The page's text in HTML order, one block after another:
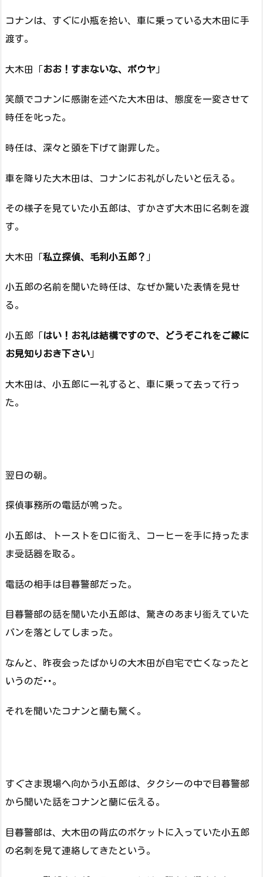
コナンは、すぐに小瓶を拾い、車に乗っている大木田に手
渡す。
大木田「おお！すまないな、ボウヤ 」
笑顔でコナンに感謝を述べた大木田は、態度を一変させて
時任を叱った。
時任は、深々と頭を下げて謝罪した。
車を降りた大木田は、コナンにお礼がしたいと伝える。
その様子を見ていた小五郎は、すかさず大木田に名刺を渡
す。
大木田「私立探偵、毛利小五郎？ 」
小五郎の名前を聞いた時任は、なぜか驚いた表情を見せ
る。
小五郎「はい！お礼は結構ですので、どうぞこれをご縁に
お見知りおき下さい」
大木田は、小五郎に一礼すると、車に乗って去って行っ
た。
翌日の朝。
探偵事務所の電話が鳴った。
小五郎は、トーストを口に銜え、コーヒーを手に持ったま
ま受話器を取る。
電話の相手は目暮警部だった。
目暮警部の話を聞いた小五郎は、驚きのあまり銜えていた
パンを落としてしまった。
なんと、昨夜会ったばかりの大木田が自宅で亡くなったと
いうのだ･･。
それを聞いたコナンと蘭も驚く。
すぐさま現場へ向かう小五郎は、タクシーの中で目暮警部
から聞いた話をコナンと蘭に伝える。
目暮警部は、大木田の背広のポケットに入っていた小五郎
の名刺を見て連絡してきたという。